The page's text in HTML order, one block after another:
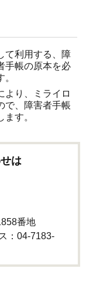
て利用する、障
手帳の原本を必
より、ミライロ
で、障害者手帳
す。
は
番地
：04-7183-